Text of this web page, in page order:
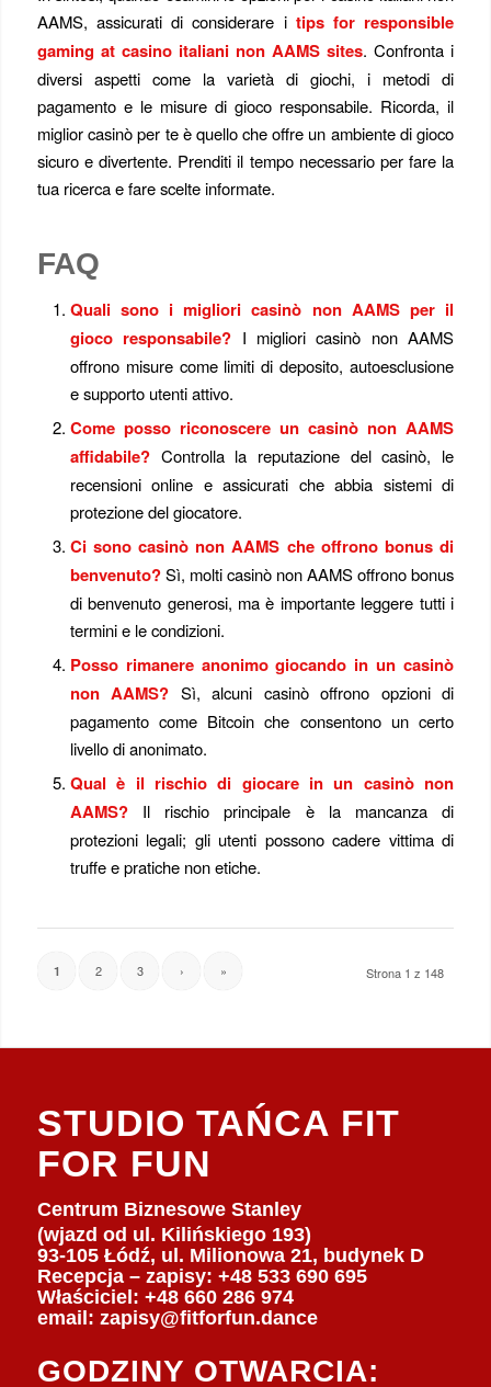
AAMS, assicurati di considerare i tips for responsible
gaming at casino italiani non AAMS sites. Confronta i
diversi aspetti come la varietà di giochi, i metodi di
pagamento e le misure di gioco responsabile. Ricorda, il
miglior casinò per te è quello che offre un ambiente di gioco
sicuro e divertente. Prenditi il tempo necessario per fare la
tua ricerca e fare scelte informate.
FAQ
Quali sono i migliori casinò non AAMS per il
gioco responsabile? I migliori casinò non AAMS
offrono misure come limiti di deposito, autoesclusione
e supporto utenti attivo.
Come posso riconoscere un casinò non AAMS
affidabile?Controlla la reputazione del casinò, le
recensioni online e assicurati che abbia sistemi di
protezione del giocatore.
Ci sono casinò non AAMS che offrono bonus di
benvenuto?Sì, molti casinò non AAMS offrono bonus
di benvenuto generosi, ma è importante leggere tutti i
termini e le condizioni.
Posso rimanere anonimo giocando in un casinò
non AAMS? Sì, alcuni casinò offrono opzioni di
pagamento come Bitcoin che consentono un certo
livello di anonimato.
Qual è il rischio di giocare in un casinò non
AAMS?Il rischio principale è la mancanza di
protezioni legali; gli utenti possono cadere vittima di
truffe e pratiche non etiche.
Strona 1 z 148
1 2 3 › »
STUDIO TAŃCA FIT
FOR FUN
Centrum Biznesowe Stanley
(wjazd od ul. Kilińskiego 193)
93-105 Łódź, ul. Milionowa 21, budynek D
Recepcja – zapisy: +48 533 690 695
Właściciel: +48 660 286 974
email: zapisy@fitforfun.dance
GODZINY OTWARCIA: